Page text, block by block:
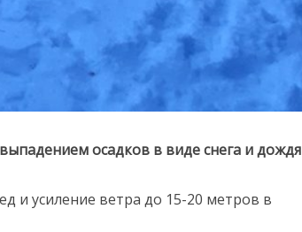
осадков в виде снега и дождя
и усиление ветра до 15-20 метров в